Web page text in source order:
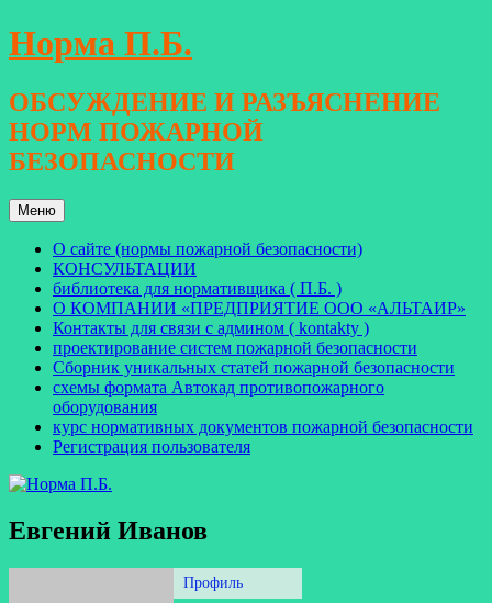
Перейти
к
Норма П.Б.
ОБСУЖДЕНИЕ И РАЗЪЯСНЕНИЕ
НОРМ ПОЖАРНОЙ
БЕЗОПАСНОСТИ
Меню
О сайте (нормы пожарной безопасности)
КОНСУЛЬТАЦИИ
библиотека для нормативщика ( П.Б. )
О КОМПАНИИ «ПРЕДПРИЯТИЕ ООО «АЛЬТАИР»
Контакты для связи с админом ( kontakty )
проектирование систем пожарной безопасности
Сборник уникальных статей пожарной безопасности
схемы формата Автокад противопожарного
оборудования
курс нормативных документов пожарной безопасности
Регистрация пользователя
Евгений Иванов
Профиль